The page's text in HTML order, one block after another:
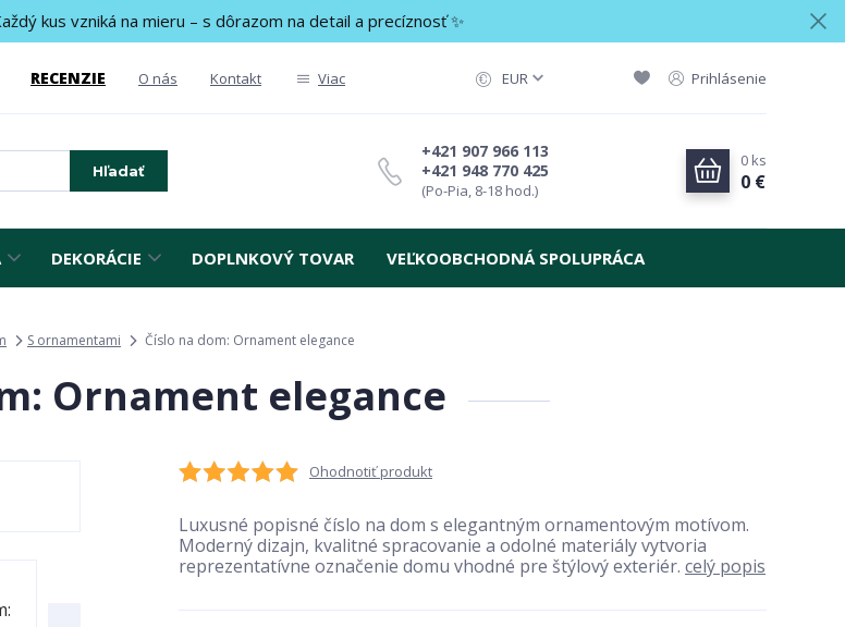
kus vzniká na mieru – s dôrazom na detail a precíznosť ✨
RECENZIE O nás Kontakt Viac EUR Prihlásenie
Hľadať +421 948 770 425
+421 907 966 113
(Po-Pia, 8-18 hod.)
0 ks
0 €
DEKORÁCIE DOPLNKOVÝ TOVAR VEĽKOOBCHODNÁ SPOLUPRÁCA
S ornamentami Číslo na dom: Ornament elegance
Ornament elegance
Ohodnotiť produkt
Luxusné popisné číslo na dom s elegantným ornamentovým motívom.
Moderný dizajn, kvalitné spracovanie a odolné materiály vytvoria
reprezentatívne označenie domu vhodné pre štýlový exteriér. celý popis